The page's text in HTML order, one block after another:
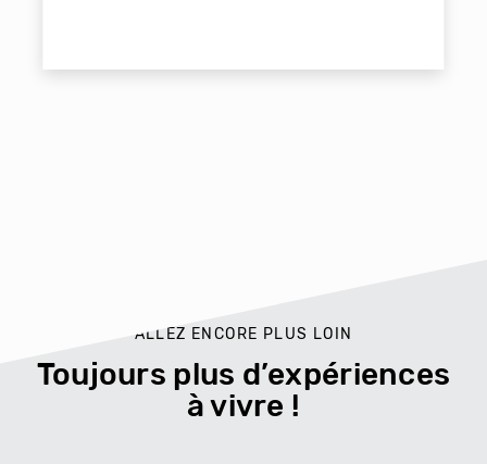
ALLEZ ENCORE PLUS LOIN
Toujours plus d’expériences
à vivre !